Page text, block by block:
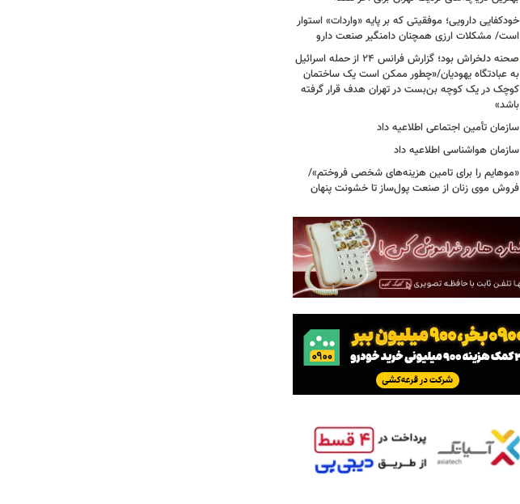
خودکفایی دارویی؛ موفقیتی که بر پایه‌ «واردات» استوار
است/ مشکلات ارزی همچنان دامنگیر صنعت دارو
صحنه دلخراش بود؛ گزارش فرانس ۲۴ از حمله اسرائیل
به عبادتگاه یهودیان/«چطور ممکن است یک ساختمان
کوچک در یک کوچه بن‌بست در تهران هدف قرار گرفته
باشد»
سازمان تأمین اجتماعی اطلاعیه داد
سازمان هواشناسی اطلاعیه داد
«موهایم را برای تامین هزینه‌های شخصی فروختم»/
فروش موی زنان از صنعت پول‌ساز تا خشونت پنهان